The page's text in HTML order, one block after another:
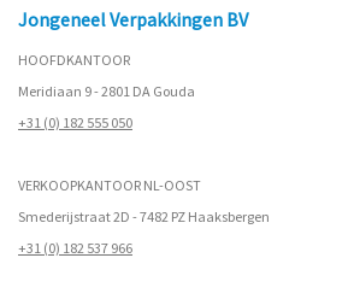
Jongeneel Verpakkingen BV
HOOFDKANTOOR
Meridiaan 9 - 2801 DA Gouda
+31 (0) 182 555 050
VERKOOPKANTOOR NL-OOST
Smederijstraat 2D - 7482 PZ Haaksbergen
+31 (0) 182 537 966